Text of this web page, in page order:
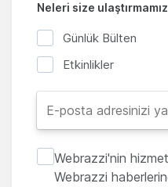
Neleri size
Günlük Bülten
Etkinlikler
Webrazzi'nin
Webrazzi